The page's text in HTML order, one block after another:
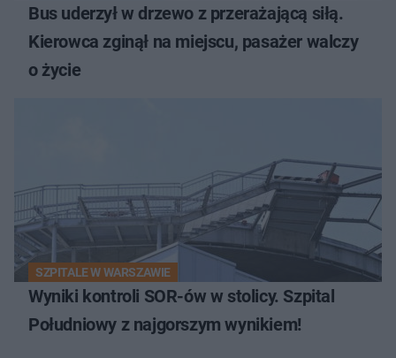
Bus uderzył w drzewo z przerażającą siłą.
Kierowca zginął na miejscu, pasażer walczy
o życie
SZPITALE W WARSZAWIE
Wyniki kontroli SOR-ów w stolicy. Szpital
Południowy z najgorszym wynikiem!